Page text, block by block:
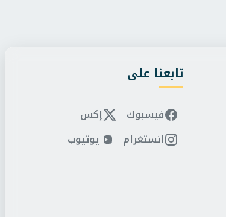
تابعنا على
فيسبوك
إكس
انستغرام
يوتيوب